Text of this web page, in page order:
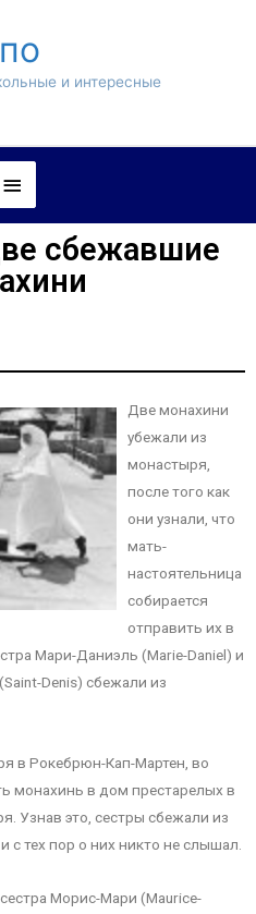
и интересные
сбежавшие
Две монахини
убежали из
монастыря,
после того как
они узнали, что
мать-
настоятельница
собирается
отправить их в
Мари-Даниэль (Marie-Daniel) и
Denis) сбежали из
в Рокебрюн-Кап-Мартен, во
монахинь в дом престарелых в
Узнав это, сестры сбежали из
тех пор о них никто не слышал.
Морис-Мари (Maurice-